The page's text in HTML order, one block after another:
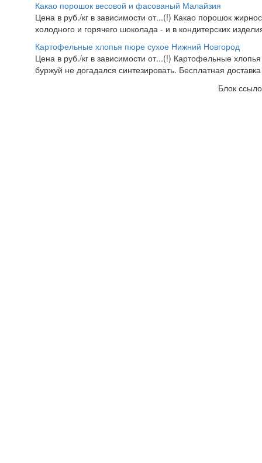
Какао порошок весовой и фасованый Малайзия
Цена в руб./кг в зависимости от...(!) Какао порошок
холодного и горячего шоколада - и в кондитерских
Картофельные хлопья пюре сухое Нижний Новгород
Цена в руб./кг в зависимости от...(!) Картофельные
буржуй не догадался синтезировать. Бесплатная
Блок